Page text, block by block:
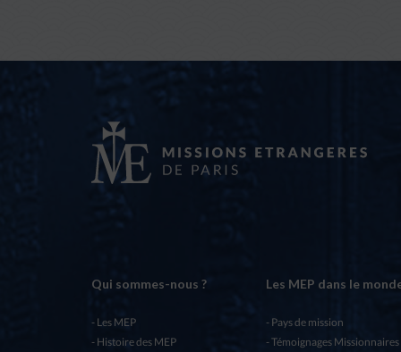
Qui sommes-nous ?
Les MEP
Histoire des MEP
Les MEP dans le
Pays de mission
Témoignages Missionnaires